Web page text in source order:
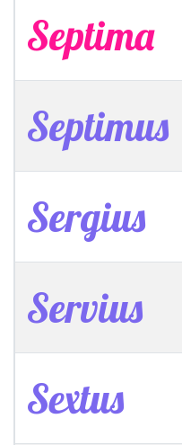
Septima
Septimus
Sergius
Servius
Sextus